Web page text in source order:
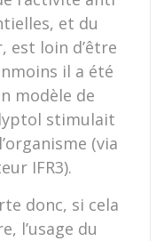
et du
est loin d’être
il a été
modèle de
stimulait
(via
IFR3).
donc, si cela
l’usage du